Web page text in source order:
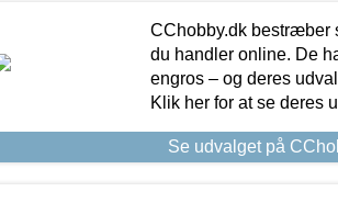
CChobby.dk bestræber
du handler online. De
engros – og deres
Klik her for at se deres
Se udvalget på